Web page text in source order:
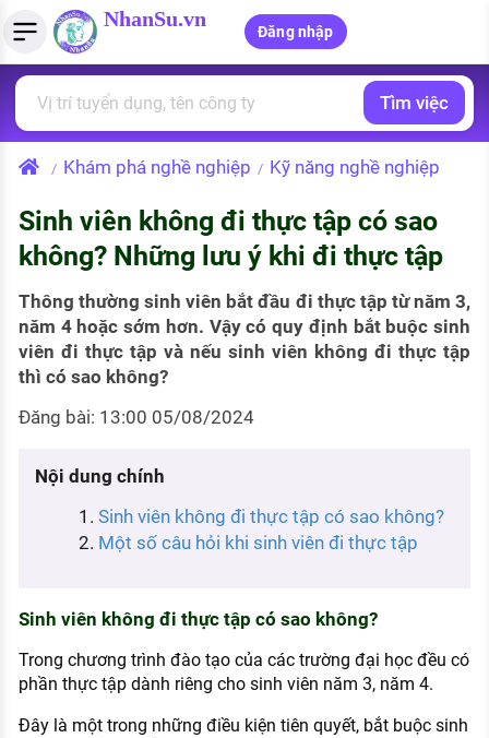
NhanSu.vn
Đăng nhập
Tìm việc làm
Việc làm ngành luật
Việc làm lương cao
Việc làm tốt nhất
CÔNG TY
Danh sách nhà tuyển dụng
Quản lý CV
Tải CV lên
Tạo CV trực tuyến
Mẫu CV đơn giản
Mẫu CV hiện đại
Tính lương Gross - Net
Tính thuế thu nhập cá nhân
Tính trợ cấp thất nghiệp
PHÁP LUẬT VIỆT NAM
Văn bản pháp luật
PHÁP LUẬT LAO ĐỘNG
Lao động và tiền lương
Bảo hiểm và phúc lợi
Thuế thu nhập
Hồ sơ biểu mẫu
Chính sách lao động
KHÁM PHÁ NGHỀ NGHIỆP
Tử vi nghề nghiệp
HƯỚNG NGHIỆP VIỆC LÀM
Đặc trưng từng nghề
Xu hướng việc làm
Tìm việc
/ Khám phá nghề nghiệp / Kỹ năng nghề nghiệp
Sinh viên không đi thực tập có sao
không? Những lưu ý khi đi thực tập
Thông thường sinh viên bắt đầu đi thực tập từ năm 3,
năm 4 hoặc sớm hơn. Vậy có quy định bắt buộc sinh
viên đi thực tập và nếu sinh viên không đi thực tập
thì có sao không?
Đăng bài: 13:00 05/08/2024
Nội dung chính
Sinh viên không đi thực tập có sao không?
Một số câu hỏi khi sinh viên đi thực tập
Sinh viên không đi thực tập có sao không?
Trong chương trình đào tạo của các trường đại học đều có
phần thực tập dành riêng cho sinh viên năm 3, năm 4.
Đây là một trong những điều kiện tiên quyết, bắt buộc sinh